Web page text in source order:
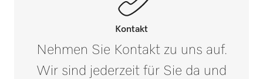
PWD 8682 CD
Außenmaß, Bruttobreite in mm
Außenmaß, Bruttotiefe in mm i
Kontakt
Nehmen Sie Kontakt zu uns auf.
Wir sind jederzeit für Sie da und